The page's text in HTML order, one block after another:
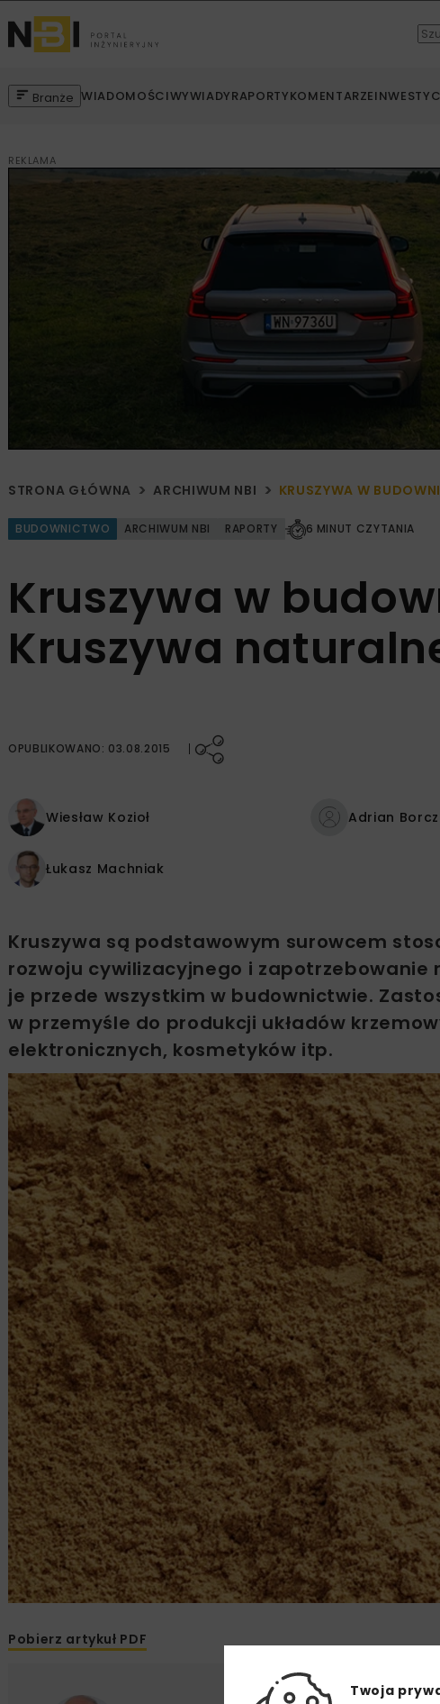
Branże WIADOMOŚCIWYWIADYRAPORTYKOMENTARZE
REKLAMA
STRONA GŁÓWNA ARCHIWUM NBI KRUSZYWA W
BUDOWNICTWO ARCHIWUM NBI RAPORTY 6 MINUT CZYTANIA
Kruszywa w
Kruszywa
OPUBLIKOWANO: 03.08.2015
Wiesław Kozioł Adrian Borcz
Łukasz Machniak
Kruszywa są podstawowym surowcem
rozwoju cywilizacyjnego i
je przede wszystkim w budownictwie.
w przemyśle do produkcji układów
elektronicznych, kosmetyków itp.
Pobierz artykuł PDF
Twoja